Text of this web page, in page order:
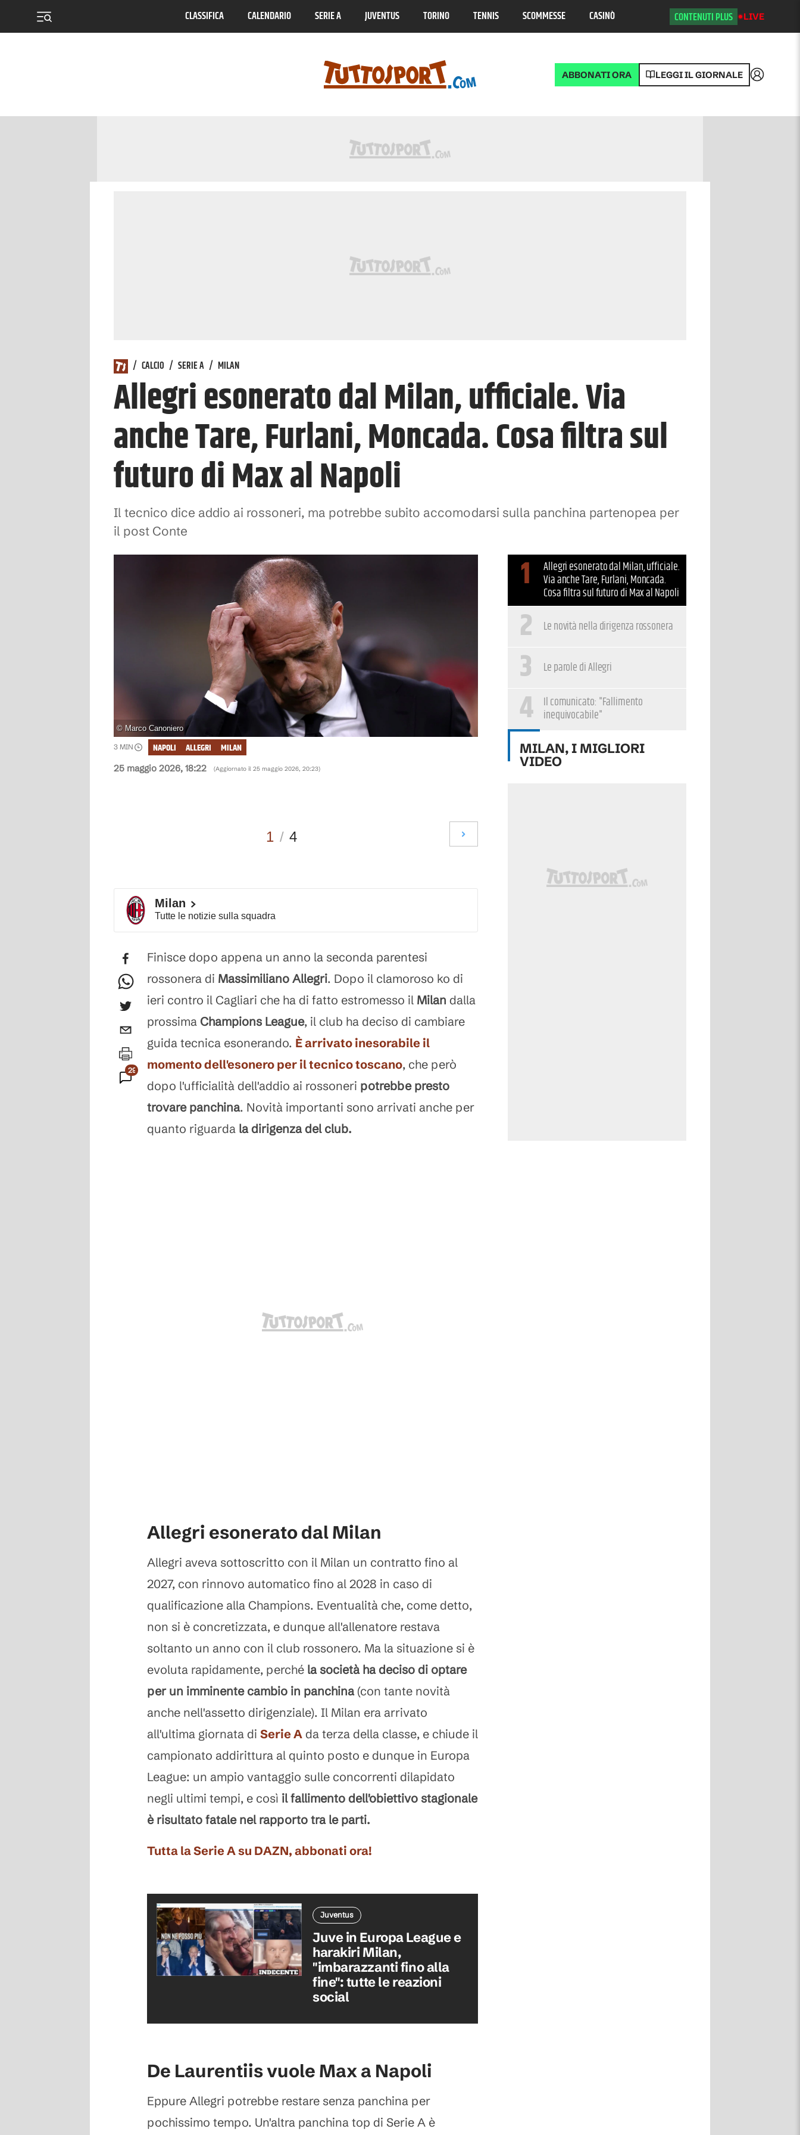
CLASSIFICA CALENDARIO SERIE A JUVENTUS TORINO TENNIS SCOMMESSE CASINÒ CONTENUTI PLUS LIVE
ABBONATI ORA LEGGI IL GIORNALE Accedi
/ CALCIO / SERIE A / MILAN
Allegri esonerato dal Milan, ufficiale. Via
anche Tare, Furlani, Moncada. Cosa filtra sul
futuro di Max al Napoli
Il tecnico dice addio ai rossoneri, ma potrebbe subito accomodarsi sulla panchina partenopea per
il post Conte
© Marco Canoniero
25 maggio 2026, 18:22 (Aggiornato il 25 maggio 2026, 20:23)
3 MIN MILAN
ALLEGRI
NAPOLI
1 / 4
Milan
Tutte le notizie sulla squadra
293
Commenti
Finisce dopo appena un anno la seconda parentesi
rossonera di Massimiliano Allegri. Dopo il clamoroso ko di
ieri contro il Cagliari che ha di fatto estromesso il Milan dalla
prossima Champions League, il club ha deciso di cambiare
guida tecnica esonerando. È arrivato inesorabile il
momento dell'esonero per il tecnico toscano, che però
dopo l'ufficialità dell'addio ai rossoneri potrebbe presto
trovare panchina. Novità importanti sono arrivati anche per
quanto riguarda la dirigenza del club.
Allegri esonerato dal Milan
Allegri aveva sottoscritto con il Milan un contratto fino al
2027, con rinnovo automatico fino al 2028 in caso di
qualificazione alla Champions. Eventualità che, come detto,
non si è concretizzata, e dunque all'allenatore restava
soltanto un anno con il club rossonero. Ma la situazione si è
evoluta rapidamente, perché la società ha deciso di optare
per un imminente cambio in panchina (con tante novità
anche nell'assetto dirigenziale). Il Milan era arrivato
all'ultima giornata di Serie A da terza della classe, e chiude il
campionato addirittura al quinto posto e dunque in Europa
League: un ampio vantaggio sulle concorrenti dilapidato
negli ultimi tempi, e così il fallimento dell'obiettivo stagionale
è risultato fatale nel rapporto tra le parti.
Tutta la Serie A su DAZN, abbonati ora!
Juventus
Juve in Europa League e
harakiri Milan,
"imbarazzanti fino alla
fine": tutte le reazioni
social
De Laurentiis vuole Max a Napoli
Eppure Allegri potrebbe restare senza panchina per
pochissimo tempo. Un'altra panchina top di Serie A è
1 Allegri esonerato dal Milan, ufficiale.
Via anche Tare, Furlani, Moncada.
Cosa filtra sul futuro di Max al Napoli
2 Le novità nella dirigenza rossonera
3 Le parole di Allegri
4 Il comunicato: "Fallimento
inequivocabile"
MILAN, I MIGLIORI
VIDEO